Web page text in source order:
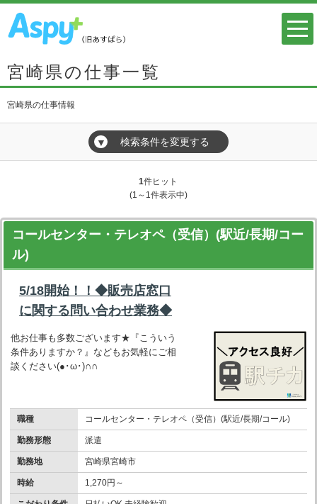
宮崎県の仕事一覧
宮崎県の仕事情報
▼ 検索条件を変更する
1件ヒット
(1～1件表示中)
コールセンター・テレオペ（受信）(駅近/長期/コー
ル)
5/18開始！！◆販売店窓口
に関する問い合わせ業務◆
他お仕事も多数ございます★『こういう
条件ありますか？』などもお気軽にご相
談ください(●･ω･)∩∩
職種 コールセンター・テレオペ（受信）(駅近/長期/コール)
勤務形態 派遣
勤務地 宮崎県宮崎市
時給 1,270円～